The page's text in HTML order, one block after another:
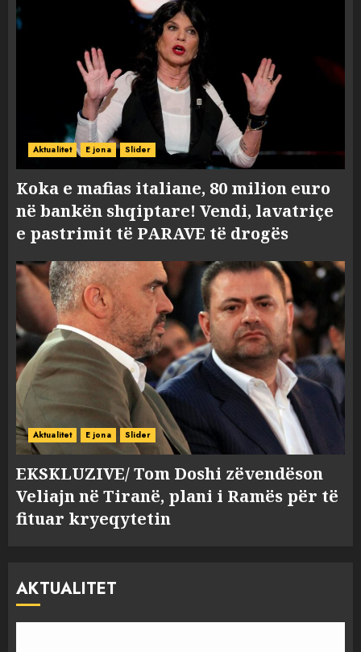
Aktualitet E jona Slider
Koka e mafias italiane, 80 milion euro
në bankën shqiptare! Vendi, lavatriçe
e pastrimit të PARAVE të drogës
Aktualitet E jona Slider
EKSKLUZIVE/ Tom Doshi zëvendëson
Veliajn në Tiranë, plani i Ramës për të
fituar kryeqytetin
AKTUALITET